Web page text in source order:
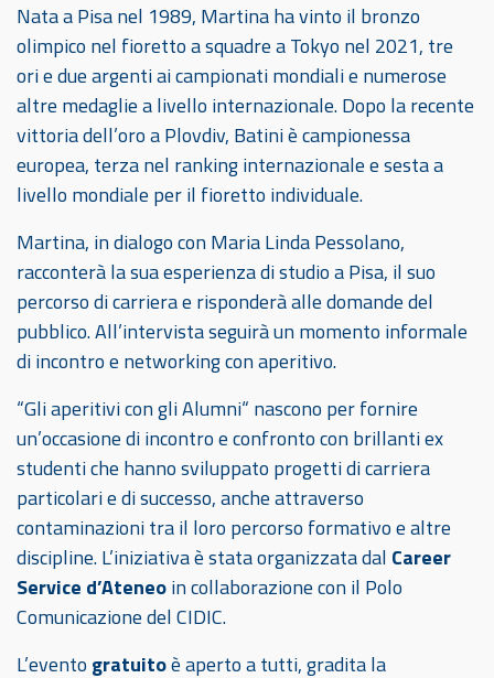
Nata a Pisa nel 1989, Martina ha vinto il bronzo
olimpico nel fioretto a squadre a Tokyo nel 2021, tre
ori e due argenti ai campionati mondiali e numerose
altre medaglie a livello internazionale. Dopo la recente
vittoria dell’oro a Plovdiv, Batini è campionessa
europea, terza nel ranking internazionale e sesta a
livello mondiale per il fioretto individuale.
Martina, in dialogo con Maria Linda Pessolano,
racconterà la sua esperienza di studio a Pisa, il suo
percorso di carriera e risponderà alle domande del
pubblico. All’intervista seguirà un momento informale
di incontro e networking con aperitivo.
“Gli aperitivi con gli Alumni“ nascono per fornire
un’occasione di incontro e confronto con brillanti ex
studenti che hanno sviluppato progetti di carriera
particolari e di successo, anche attraverso
contaminazioni tra il loro percorso formativo e altre
discipline. L’iniziativa è stata organizzata dal Career
Service d’Ateneoin collaborazione con il Polo
Comunicazione del CIDIC.
L’evento gratuitoè aperto a tutti, gradita la